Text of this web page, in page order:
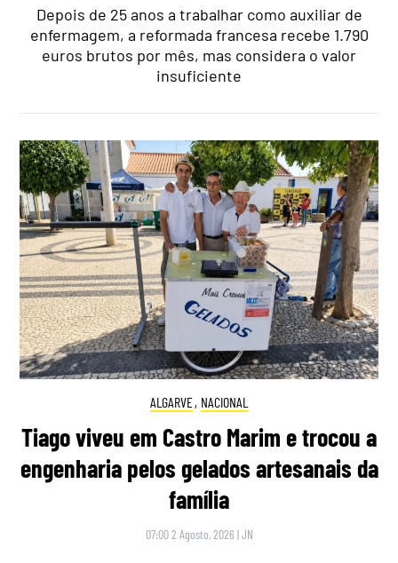
Depois de 25 anos a trabalhar como auxiliar de
enfermagem, a reformada francesa recebe 1.790
euros brutos por mês, mas considera o valor
insuficiente
ALGARVE, NACIONAL
Tiago viveu em Castro Marim e trocou a
engenharia pelos gelados artesanais da
família
07:00 2 Agosto, 2026 |JN